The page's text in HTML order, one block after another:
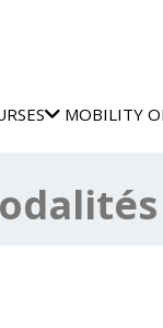
MOBILITY